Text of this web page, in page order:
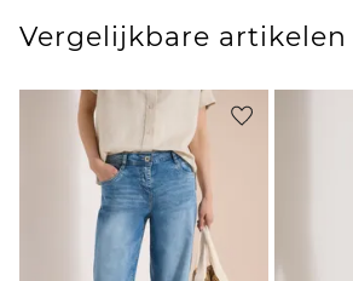
Vergelijkbare artikelen